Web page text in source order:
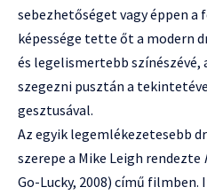
sebezhetőséget vagy éppen
képessége tette őt a modern
és legelismertebb színészévé,
szegezni pusztán a
gesztusával.
Az egyik legemlékezetesebb
szerepe a Mike Leigh rendezte
Go-Lucky, 2008) című